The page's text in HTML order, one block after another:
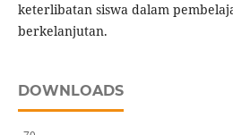
keterlibatan siswa dalam
berkelanjutan.
DOWNLOADS